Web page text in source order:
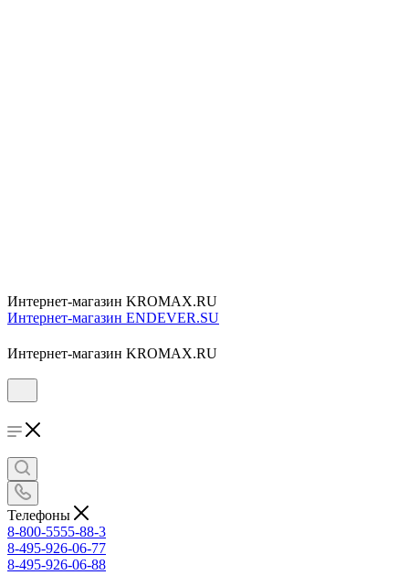
Интернет-магазин KROMAX.RU
Интернет-магазин ENDEVER.SU
Интернет-магазин KROMAX.RU
Телефоны
8-800-5555-88-3
8-495-926-06-77
8-495-926-06-88